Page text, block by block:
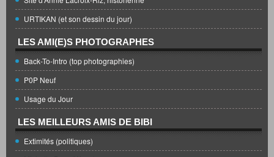
URTIKAN (et son dessin du jour)
LES AMI(E)S PHOTOGRAPHES
Back-To-Intro (top photographies)
P0P Neuf
Usage du Jour
LES MEILLEURS AMIS DE BIBI
Extimités (politiques)